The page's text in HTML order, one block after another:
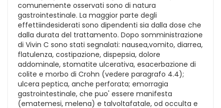
comunemente osservati sono di natura
gastrointestinale. La maggior parte degli
effettiindesiderati sono dipendenti sia dalla dose che
dalla durata del trattamento. Dopo somministrazione
di Vivin C sono stati segnalati: nausea,vomito, diarrea,
flatulenza, costipazione, dispepsia, dolore
addominale, stomatite ulcerativa, esacerbazione di
colite e morbo di Crohn (vedere paragrafo 4.4);
ulcera peptica, anche perforata; emorragia
gastrointestinale, che puo' essere manifesta
(ematemesi, melena) e talvoltafatale, od occulta e